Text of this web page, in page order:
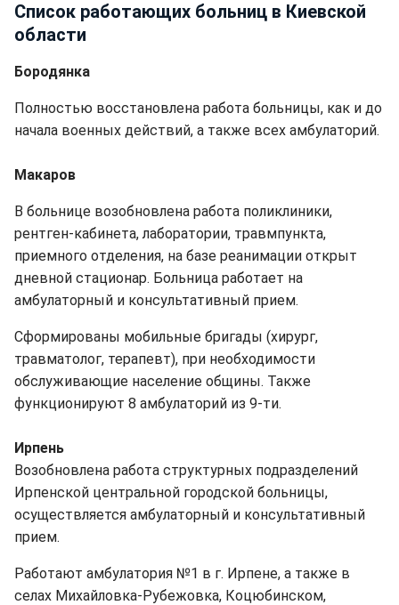
Список работающих больниц в Киевской
области
Бородянка
Полностью восстановлена ​​работа больницы, как и до
начала военных действий, а также всех амбулаторий.
Макаров
В больнице возобновлена ​​работа поликлиники,
рентген-кабинета, лаборатории, травмпункта,
приемного отделения, на базе реанимации открыт
дневной стационар. Больница работает на
амбулаторный и консультативный прием.
Сформированы мобильные бригады (хирург,
травматолог, терапевт), при необходимости
обслуживающие население общины. Также
функционируют 8 амбулаторий из 9-ти.
Ирпень
Возобновлена ​​работа структурных подразделений
Ирпенской центральной городской больницы,
осуществляется амбулаторный и консультативный
прием.
Работают амбулатория №1 в г. Ирпене, а также в
селах Михайловка-Рубежовка, Коцюбинском,